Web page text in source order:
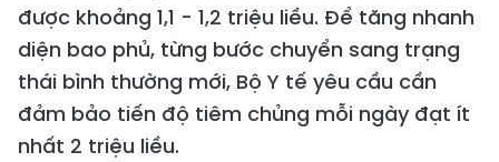
được khoảng 1,1 - 1,2 triệu liều. Để tăng nhanh
diện bao phủ, từng bước chuyển sang trạng
thái bình thường mới, Bộ Y tế yêu cầu cần
đảm bảo tiến độ tiêm chủng mỗi ngày đạt ít
nhất 2 triệu liều.